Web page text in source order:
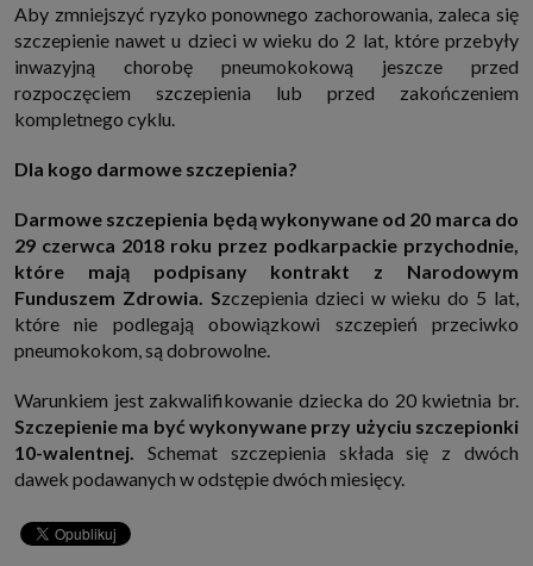
stronę z tego urządzenia, podczas gdy odwiedzasz strony w Internecie.
Szczegółową informację na temat plików cookie i ich funkcjonowania
znajdzieszpod tym linkiem. Pod tym linkiem znajdziesz także informację
o tym jak zmienić ustawienia przeglądarki, aby ograniczyć lub wyłączyć
funkcjonowanie plików cookies itp. oraz jak usunąć takie pliki z Twojego
urządzenia.
Twoje uprawnienia
przetwarzania przez nas, inne podmioty z Grupy SAGIER i Zaufanych
1. Jeśli udzieliłeś zgody na przetwarzanie danych możesz ją w każdej
chwili wycofać (cofnięcie zgody oczywiście nie uchyli zgodności z prawem
przetwarzania już dokonanego na jej podstawie);
2. Masz również prawo żądania dostępu do Twoich danych osobowych, ich
sprostowania, usunięcia lub ograniczenia przetwarzania, prawo do
przeniesienia danych, wyrażenia sprzeciwu wobec przetwarzania danych
jest Prezes Urzędu Ochrony Danych Osobowych.
Twoich uprawnień.
Aby zmniejszyć ryzyko ponownego zachorowania, zaleca się
szczepienie nawet u dzieci w wieku do 2 lat, które przebyły
inwazyjną chorobę pneumokokową jeszcze przed
rozpoczęciem szczepienia lub przed zakończeniem
kompletnego cyklu.
Dla kogo darmowe szczepienia?
Darmowe szczepienia będą wykonywane od 20 marca do
29 czerwca 2018 roku przez podkarpackie przychodnie,
które mają podpisany kontrakt z Narodowym
Funduszem Zdrowia. Szczepienia dzieci w wieku do 5 lat,
które nie podlegają obowiązkowi szczepień przeciwko
pneumokokom, są dobrowolne.
Warunkiem jest zakwalifikowanie dziecka do 20 kwietnia br.
Szczepienie ma być wykonywane przy użyciu szczepionki
10-walentnej.
Schemat szczepienia składa się z dwóch
dawek podawanych w odstępie dwóch miesięcy.